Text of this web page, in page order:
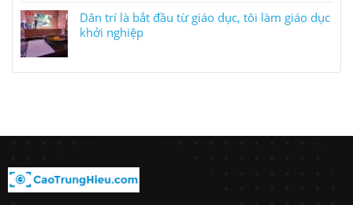
Dân trí là bắt đầu từ giáo dục, tôi làm giáo dục
khởi nghiệp